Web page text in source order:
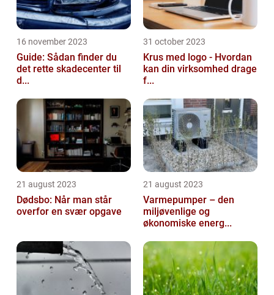
16 november 2023
Guide: Sådan finder du
det rette skadecenter til
d...
31 october 2023
Krus med logo - Hvordan
kan din virksomhed drage
f...
21 august 2023
Dødsbo: Når man står
overfor en svær opgave
21 august 2023
Varmepumper – den
miljøvenlige og
økonomiske energ...